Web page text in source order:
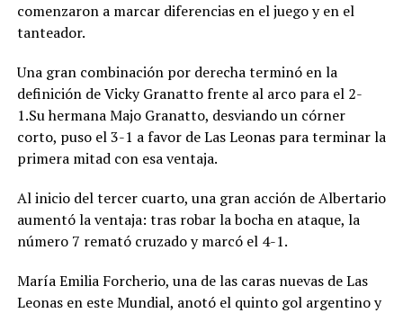
comenzaron a marcar diferencias en el juego y en el
tanteador.
Una gran combinación por derecha terminó en la
definición de Vicky Granatto frente al arco para el 2-
1.Su hermana Majo Granatto, desviando un córner
corto, puso el 3-1 a favor de Las Leonas para terminar la
primera mitad con esa ventaja.
Al inicio del tercer cuarto, una gran acción de Albertario
aumentó la ventaja: tras robar la bocha en ataque, la
número 7 remató cruzado y marcó el 4-1.
María Emilia Forcherio, una de las caras nuevas de Las
Leonas en este Mundial, anotó el quinto gol argentino y